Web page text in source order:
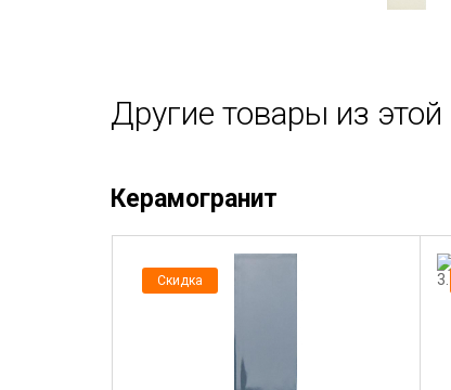
Другие товары из
Керамогранит
Скидка